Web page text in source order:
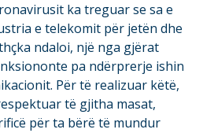
ka treguar se sa e
e telekomit për jetën dhe
ndaloi, një nga gjërat
pa ndërprerje ishin
Për të realizuar këtë,
të gjitha masat,
për ta bërë të mundur